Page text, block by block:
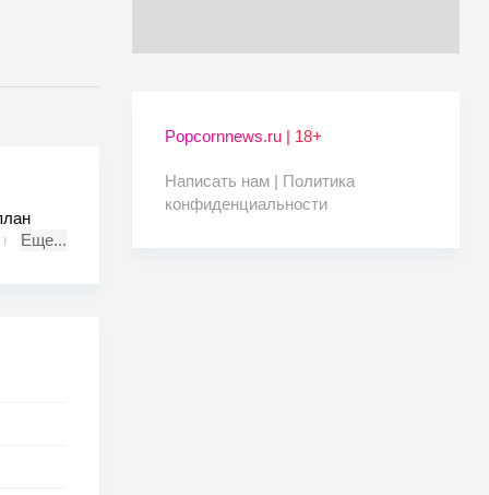
Еще...
Popcornnews.ru | 18+
Написать нам | Политика
конфиденциальности